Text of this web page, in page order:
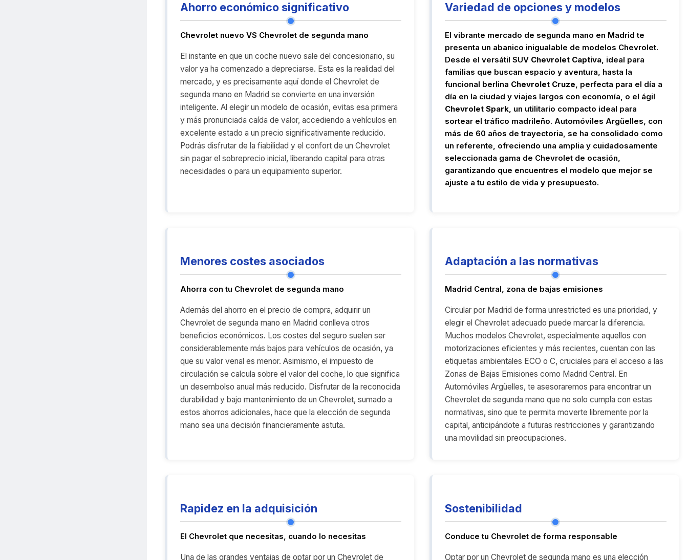
Ahorro económico significativo
Chevrolet nuevo VS Chevrolet de segunda mano
El instante en que un coche nuevo sale del concesionario, su
valor ya ha comenzado a depreciarse. Esta es la realidad del
mercado, y es precisamente aquí donde el Chevrolet de
segunda mano en Madrid se convierte en una inversión
inteligente. Al elegir un modelo de ocasión, evitas esa primera
y más pronunciada caída de valor, accediendo a vehículos en
excelente estado a un precio significativamente reducido.
Podrás disfrutar de la fiabilidad y el confort de un Chevrolet
sin pagar el sobreprecio inicial, liberando capital para otras
necesidades o para un equipamiento superior.
Variedad de opciones y modelos
El vibrante mercado de segunda mano en Madrid te
presenta un abanico inigualable de modelos Chevrolet.
Desde el versátil SUV Chevrolet Captiva, ideal para
familias que buscan espacio y aventura, hasta la
funcional berlina Chevrolet Cruze, perfecta para el día a
día en la ciudad y viajes largos con economía, o el ágil
Chevrolet Spark, un utilitario compacto ideal para
sortear el tráfico madrileño. Automóviles Argüelles, con
más de 60 años de trayectoria, se ha consolidado como
un referente, ofreciendo una amplia y cuidadosamente
seleccionada gama de Chevrolet de ocasión,
garantizando que encuentres el modelo que mejor se
ajuste a tu estilo de vida y presupuesto.
Menores costes asociados
Ahorra con tu Chevrolet de segunda mano
Además del ahorro en el precio de compra, adquirir un
Chevrolet de segunda mano en Madrid conlleva otros
beneficios económicos. Los costes del seguro suelen ser
considerablemente más bajos para vehículos de ocasión, ya
que su valor venal es menor. Asimismo, el impuesto de
circulación se calcula sobre el valor del coche, lo que significa
un desembolso anual más reducido. Disfrutar de la reconocida
durabilidad y bajo mantenimiento de un Chevrolet, sumado a
estos ahorros adicionales, hace que la elección de segunda
mano sea una decisión financieramente astuta.
Adaptación a las normativas
Madrid Central, zona de bajas emisiones
Circular por Madrid de forma unrestricted es una prioridad, y
elegir el Chevrolet adecuado puede marcar la diferencia.
Muchos modelos Chevrolet, especialmente aquellos con
motorizaciones eficientes y más recientes, cuentan con las
etiquetas ambientales ECO o C, cruciales para el acceso a las
Zonas de Bajas Emisiones como Madrid Central. En
Automóviles Argüelles, te asesoraremos para encontrar un
Chevrolet de segunda mano que no solo cumpla con estas
normativas, sino que te permita moverte libremente por la
capital, anticipándote a futuras restricciones y garantizando
una movilidad sin preocupaciones.
Rapidez en la adquisición
El Chevrolet que necesitas, cuando lo necesitas
Una de las grandes ventajas de optar por un Chevrolet de
Sostenibilidad
Conduce tu Chevrolet de forma responsable
Optar por un Chevrolet de segunda mano es una elección